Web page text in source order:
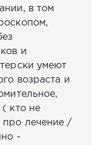
в том
и
умеют
возраста и
кто не
лечение /
-